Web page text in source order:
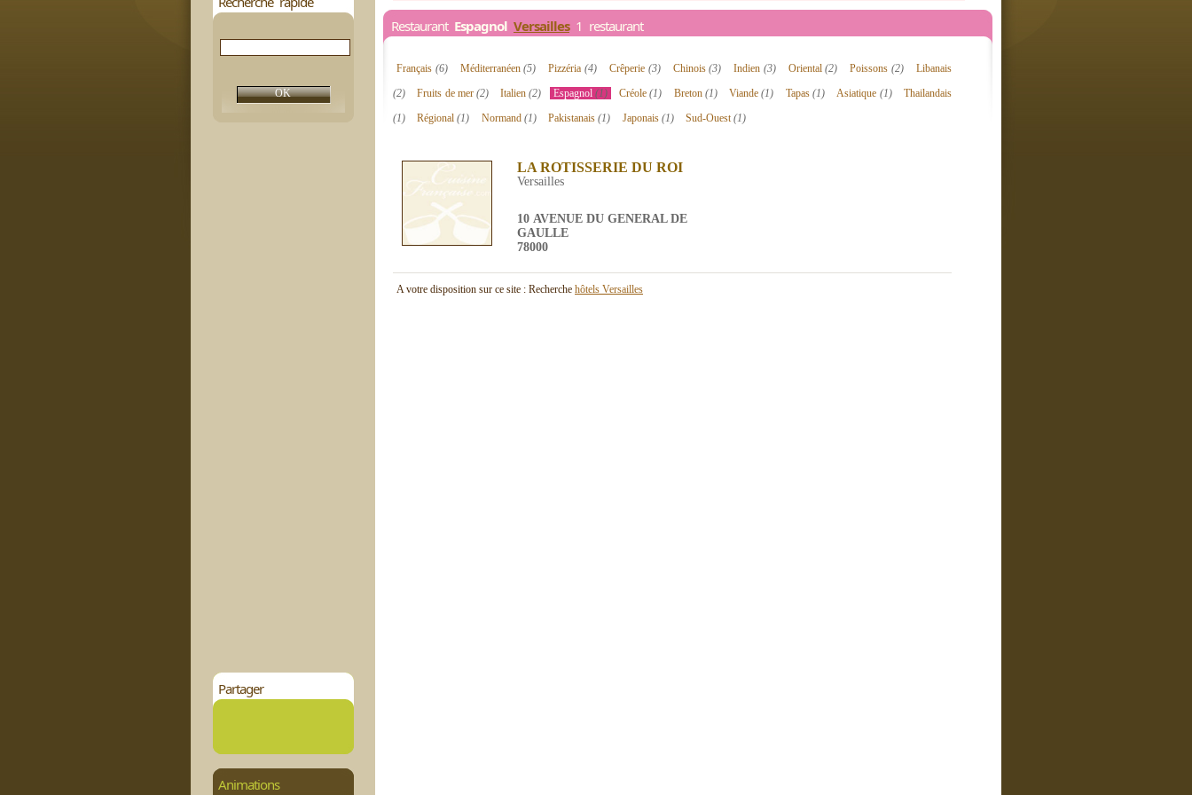
Partager
Animations
Restaurant Espagnol Versailles1 restaurant
Français (6) Méditerranéen(5) Pizzéria (4) Crêperie (3) Chinois(3) Indien (3) Oriental(2) Poissons(2)
Libanais
(2)
Fruits de mer (2) Italien(2) Espagnol (1) Créole(1) Breton (1) Viande(1) Tapas (1) Asiatique (1)
Thailandais
(1)
Régional(1) Normand (1) Pakistanais(1) Japonais (1) Sud-Ouest(1)
LA ROTISSERIE DU ROI
Versailles
10 AVENUE DU GENERAL DE
GAULLE
78000
A votre disposition sur ce site : Recherche hôtels Versailles